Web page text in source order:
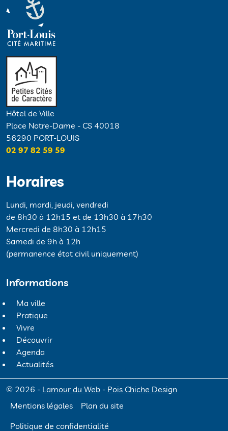
Hôtel de Ville
Place Notre-Dame - CS 40018
56290 PORT-LOUIS
02 97 82 59 59
Horaires
Lundi, mardi, jeudi, vendredi
de 8h30 à 12h15 et de 13h30 à 17h30
Mercredi de 8h30 à 12h15
Samedi de 9h à 12h
(permanence état civil uniquement)
Informations
Ma ville
Pratique
Vivre
Découvrir
Agenda
Actualités
© 2026 - Lamour du Web - Pois Chiche Design
Mentions légales
Plan du site
Politique de confidentialité